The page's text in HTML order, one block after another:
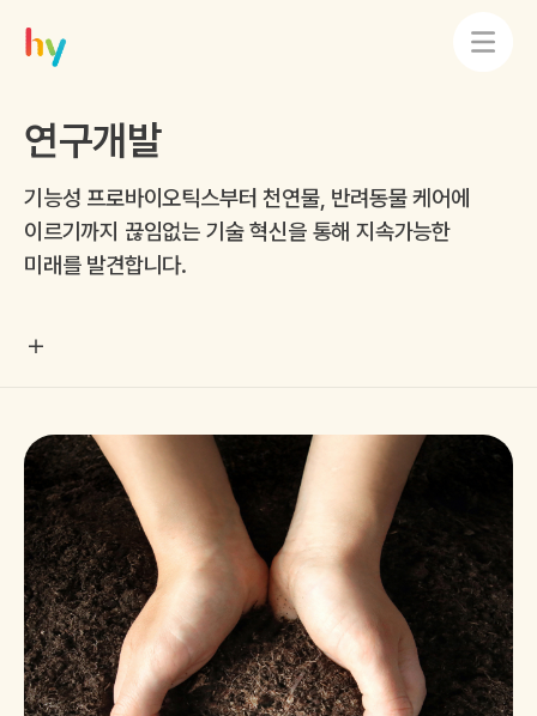
연구개발
기능성 프로바이오틱스부터 천연물, 반려동물 케어에
이르기까지 끊임없는 기술 혁신을 통해 지속가능한
미래를 발견합니다.